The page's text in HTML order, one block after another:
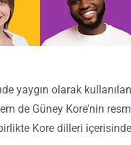
yaygın olarak
de Güney Kore’nin
Kore dilleri içerisinde